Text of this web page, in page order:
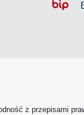
z przepisami